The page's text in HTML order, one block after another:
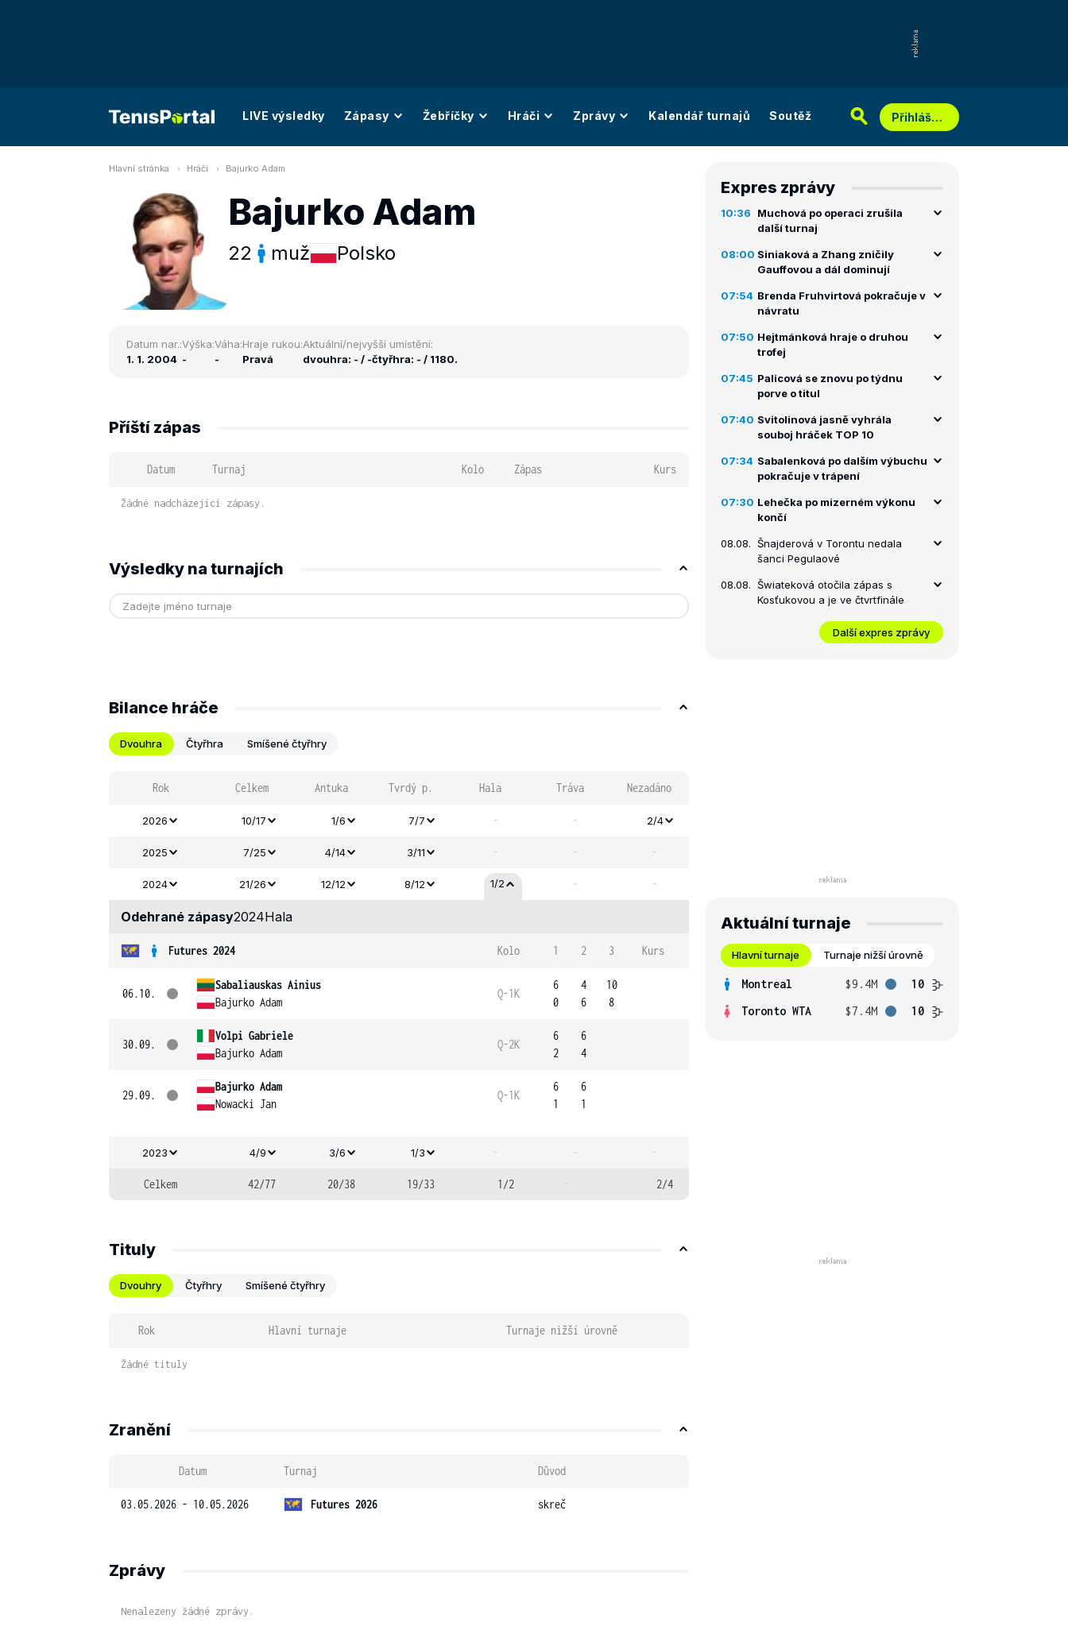
LIVE výsledky Zápasy Žebříčky Hráči Zprávy Kalendář turnajů Soutěž Přihlášení
Hlavní stránka Hráči Bajurko Adam
Bajurko Adam
22 muž Polsko
Datum nar.:
1. 1. 2004
Výška:
-
Váha:
-
Hraje rukou:
Pravá
Aktuální/nejvyšší umístění:
dvouhra: - / -čtyřhra: - / 1180.
Příští zápas
Datum Turnaj Kolo Zápas Kurs
Žádné nadcházející zápasy.
Výsledky na turnajích
Bilance hráče
Dvouhra Čtyřhra Smíšené čtyřhry
Rok Celkem Antuka Tvrdý p. Hala Tráva Nezadáno
2026 10/17 1/6 7/7 - - 2/4
2025 7/25 4/14 3/11 - - -
2024 21/26 12/12 8/12 1/2 - -
Odehrané zápasy2024Hala
Futures 2024 Kolo 1 2 3 Kurs
06.10.
Sabaliauskas Ainius
Bajurko Adam
Q-1K
6
0
4
6
10
8
30.09.
Volpi Gabriele
Bajurko Adam
Q-2K
6
2
6
4
29.09.
Bajurko Adam
Nowacki Jan
Q-1K
6
1
6
1
2023 4/9 3/6 1/3 - - -
Celkem 42/77 20/38 19/33 1/2 - 2/4
Tituly
Dvouhry Čtyřhry Smíšené čtyřhry
Rok Hlavní turnaje Turnaje nižší úrovně
Žádné tituly
Zranění
Datum Turnaj Důvod
03.05.2026 - 10.05.2026 Futures 2026 skreč
Zprávy
Nenalezeny žádné zprávy.
Expres zprávy
10:36
Muchová po operaci zrušila
další turnaj
08:00 Siniaková a Zhang zničily
Gauffovou a dál dominují
07:54 Brenda Fruhvirtová pokračuje v
návratu
07:50 Hejtmánková hraje o druhou
trofej
07:45 Palicová se znovu po týdnu
porve o titul
07:40 Svitolinová jasně vyhrála
souboj hráček TOP 10
07:34 Sabalenková po dalším výbuchu
pokračuje v trápení
07:30 Lehečka po mizerném výkonu
končí
08.08. Šnajderová v Torontu nedala
šanci Pegulaové
08.08. Šwiateková otočila zápas s
Kosťukovou a je ve čtvrtfinále
Další expres zprávy
Aktuální turnaje
Hlavní turnaje Turnaje nižší úrovně
Montreal $9.4M
10
Toronto WTA
$7.4M 10